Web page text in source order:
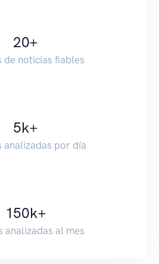
20+
de noticias fiables
5k+
analizadas por día
150k+
analizadas al mes